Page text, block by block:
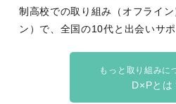
制高校での取り組み（オフライ
ン）で、全国の10代と出会いサ
もっと取り組みに
D×Pとは